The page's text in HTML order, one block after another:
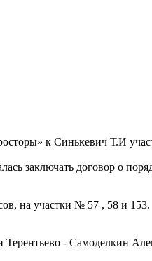
к Синькевич Т.И
заключать договор о
на участки № 57 , 58 и 153.
Терентьево - Самоделкин